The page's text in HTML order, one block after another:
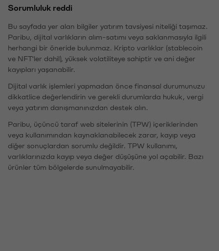
Sorumluluk reddi
Bu sayfada yer alan bilgiler yatırım tavsiyesi niteliği taşımaz.
Paribu, dijital varlıkların alım-satımı veya saklanmasıyla ilgili
herhangi bir öneride bulunmaz. Kripto varlıklar (stablecoin
ve NFT'ler dahil), yüksek volatiliteye sahiptir ve ani değer
kayıpları yaşanabilir.
Dijital varlık işlemleri yapmadan önce finansal durumunuzu
dikkatlice değerlendirin ve gerekli durumlarda hukuk, vergi
veya yatırım danışmanınızdan destek alın.
Paribu, üçüncü taraf web sitelerinin (TPW) içeriklerinden
veya kullanımından kaynaklanabilecek zarar, kayıp veya
diğer sonuçlardan sorumlu değildir. TPW kullanımı,
varlıklarınızda kayıp veya değer düşüşüne yol açabilir. Bazı
ürünler tüm bölgelerde sunulmayabilir.